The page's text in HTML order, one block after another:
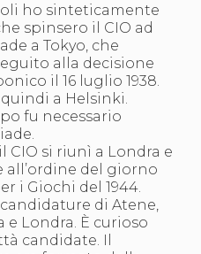
Accept
formativo
FISDIR
Fisico
Didattica infantile
sportivi
di Gara
Fiscale
ho sinteticamente
spinsero il CIO ad
a Tokyo, che
alla decisione
il 16 luglio 1938.
a Helsinki.
fu necessario
CIO si riunì a Londra e
all’ordine del giorno
i Giochi del 1944.
di Atene,
e Londra. È curioso
candidate. Il